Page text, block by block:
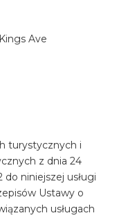
Ave
turystycznych i
z dnia 24
do niniejszej usługi
Ustawy o
usługach